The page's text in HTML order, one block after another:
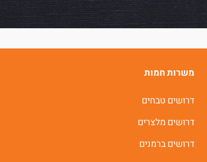
משרות חמות
דרושים טבחים
דרושים מלצרים
דרושים ברמנים